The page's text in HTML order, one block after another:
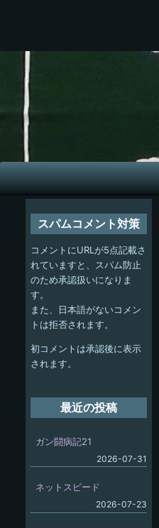
メ
イ
スパムコメント対策
コメントにURLが5点記載さ
れていますと、スパム防止
のため承認扱いになりま
す。
また、日本語がないコメン
トは拒否されます。
初コメントは承認後に表示
されます。
最近の投稿
ガン闘病記21
2026-07-31
ネットスピード
2026-07-23